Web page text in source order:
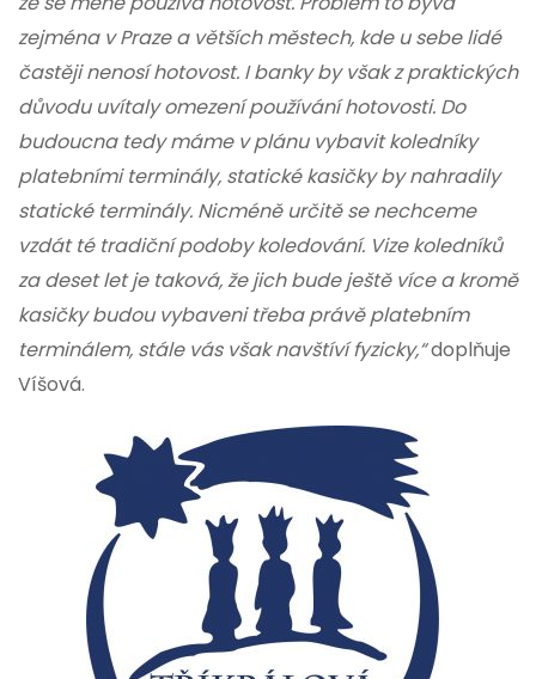
zejména v Praze a větších městech, kde u sebe lidé
častěji nenosí hotovost. I banky by však z praktických
důvodu uvítaly omezení používání hotovosti. Do
budoucna tedy máme v plánu vybavit koledníky
platebními terminály, statické kasičky by nahradily
statické terminály. Nicméně určitě se nechceme
vzdát té tradiční podoby koledování. Vize koledníků
za deset let je taková, že jich bude ještě více a kromě
kasičky budou vybaveni třeba právě platebním
terminálem, stále vás však navštíví fyzicky,“doplňuje
Víšová.